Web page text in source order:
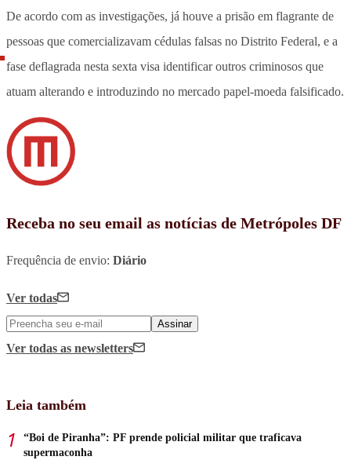
De acordo com as investigações, já houve a prisão em flagrante de
pessoas que comercializavam cédulas falsas no Distrito Federal, e a
fase deflagrada nesta sexta visa identificar outros criminosos que
atuam alterando e introduzindo no mercado papel-moeda falsificado.
Receba no seu email as notícias de Metrópoles DF
Frequência de envio: Diário
Ver todas
Assinar
Ver todas as newsletters
Leia também
“Boi de Piranha”: PF prende policial militar que traficava
supermaconha